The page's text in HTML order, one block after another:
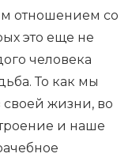
отношением со
это еще не
человека
То как мы
своей жизни, во
и наше